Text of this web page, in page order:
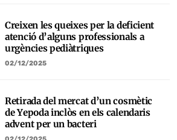
Creixen les queixes per la deficient
atenció d’alguns professionals a
urgències pediàtriques
02/12/2025
Retirada del mercat d’un cosmètic
de Yepoda inclòs en els calendaris
advent per un bacteri